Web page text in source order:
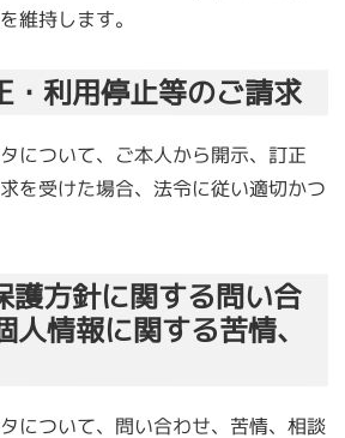
維持します。
・利用停止等のご請求
について、ご本人から開示、訂正
を受けた場合、法令に従い適切かつ
護方針に関する問い合
人情報に関する苦情、
について、問い合わせ、苦情、相談